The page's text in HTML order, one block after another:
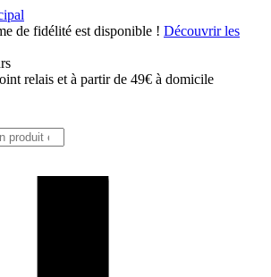
de fidélité est disponible ! Découvrir les
relais et à partir de 49€ à domicile